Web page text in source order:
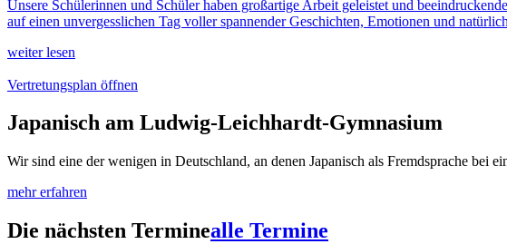
Unsere Schülerinnen und Schüler haben großartige Arbeit geleistet und
auf einen unvergesslichen Tag voller spannender Geschichten, Emotionen und
weiter lesen
Vertretungsplan öffnen
Japanisch am Ludwig-Leichhardt-Gymnasium
Wir sind eine der wenigen in Deutschland, an denen Japanisch als Fremdsprache bei
mehr erfahren
Die nächsten Terminealle Termine